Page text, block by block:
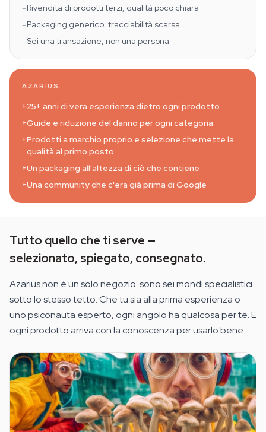
–Rivendita di prodotti terzi, qualità poco chiara
–Packaging generico, tracciabilità scarsa
–Sei una transazione, non una persona
AZARIUS
+25+ anni di vera esperienza dietro ogni prodotto
+Guide e riduzione del danno per ogni categoria
+Prodotti a marchio proprio e selezione che mette la
qualità al primo posto
+Un packaging all'altezza di ciò che contiene
+Una community che c'era già prima di Google
Tutto quello che ti serve —
selezionato, spiegato, consegnato.
Azarius non è un solo negozio: sono sei mondi specialistici
sotto lo stesso tetto. Che tu sia alla prima esperienza o
uno psiconauta esperto, ogni angolo ha qualcosa per te. E
ogni prodotto arriva con la conoscenza per usarlo bene.